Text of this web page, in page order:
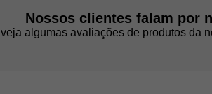
Nossos clientes falam por
veja algumas avaliações de produtos da